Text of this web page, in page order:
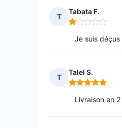
T
Tabata F.
Note : 1 sur 5
Je suis
T
Talel S.
Note : 5 sur 5
Livraison en